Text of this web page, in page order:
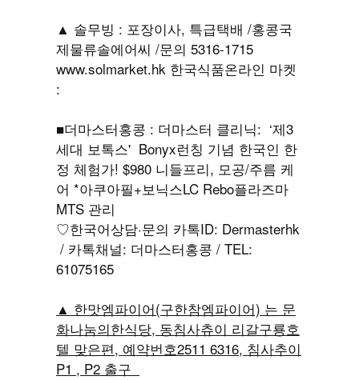
▲ 솔무빙 : 포장이사, 특급택배 /홍콩국
제물류솔에어씨 /문의 5316-1715
www.solmarket.hk 한국식품온라인 마켓
:
■더마스터홍콩 : 더마스터 클리닉: ‘제3
세대 보톡스' Bonyx런칭 기념 한국인 한
정 체험가! $980 니들프리, 모공/주름 케
어 *아쿠아필+보닉스LC Rebo플라즈마
MTS 관리
♡한국어상담·문의 카톡ID: Dermasterhk
/ 카톡채널: 더마스터홍콩 / TEL:
61075165
▲ 한맛엠파이어(구한참엠파이어) 는 문
화나눔의한식당, 동침사츄이 리갈구룡호
텔 맞은편, 예약번호2511 6316, 침사추이
P1 , P2 출구